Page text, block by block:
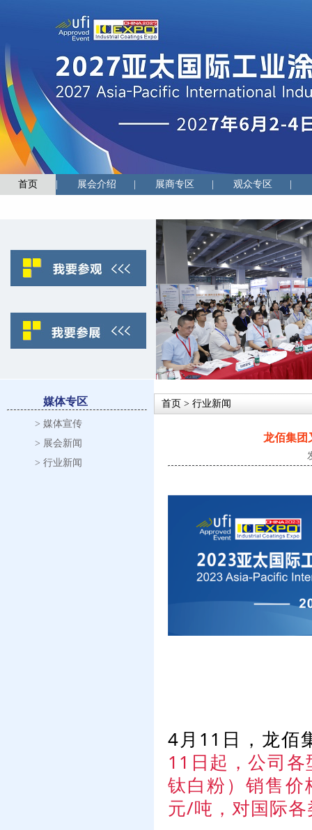
首页 展会介绍 展商专区 观众专区
媒体专区
> 媒体宣传
> 展会新闻
> 行业新闻
首页 > 行业新闻
龙佰集团
4月11日，龙佰
11日起，公司
钛白粉）销售
元/吨，对国际